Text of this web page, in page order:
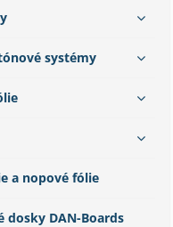
systémy
a nopové fólie
dosky DAN-Boards